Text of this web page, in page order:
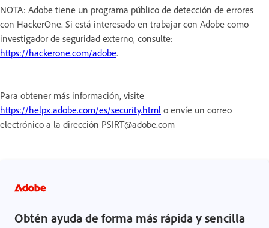
NOTA: Adobe tiene un programa público de detección de errores
con HackerOne. Si está interesado en trabajar con Adobe como
investigador de seguridad externo, consulte:
https://hackerone.com/adobe.
Para obtener más información, visite
https://helpx.adobe.com/es/security.html o envíe un correo
electrónico a la dirección PSIRT@adobe.com
Obtén ayuda de forma más rápida y sencilla